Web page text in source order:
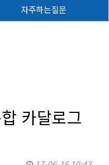
자주하는질문
카달로그